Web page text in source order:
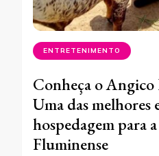
ENTRETENIMENTO
Conheça o Angico
Uma das melhores
hospedagem para
Fluminense